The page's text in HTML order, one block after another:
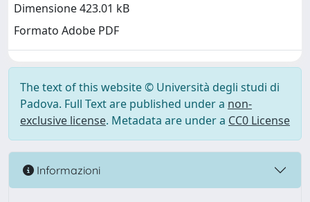
Dimensione 423.01 kB
Formato Adobe PDF
The text of this website © Università degli studi di
Padova. Full Text are published under a non-
exclusive license. Metadata are under a CC0 License
Informazioni